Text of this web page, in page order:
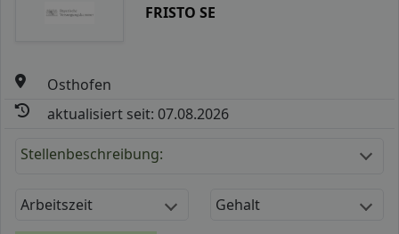
FRISTO SE
Osthofen
aktualisiert seit: 07.08.2026
Stellenbeschreibung:
Arbeitszeit Gehalt